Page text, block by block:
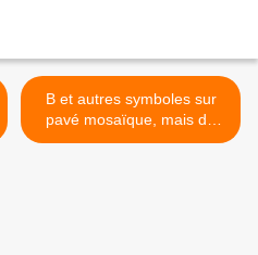
B et autres symboles sur
pavé mosaïque, mais de
quoi s'agît-il ? >